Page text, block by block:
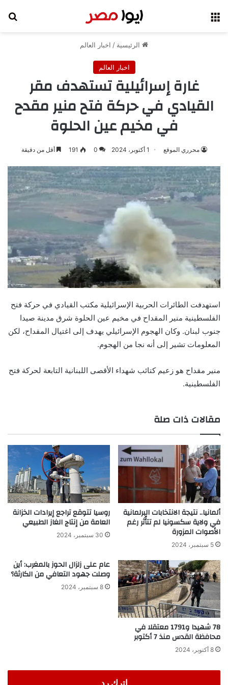
الرئيسية / اخبار العالم
اخبار العالم
غارة إسرائيلية تستهدف مقر
القيادي في حركة فتح منير مقدح
في مخيم عين الحلوة
محرري الموقع 1 أكتوبر، 2024 0
191 أقل من دقيقة
استهدفت الطائرات الحربية الإسرائيلية مكتب القيادي في حركة فتح
الفلسطينية منير المقداح في مخيم عين الحلوة شرق مدينة صيدا
جنوب لبنان. وكان الهجوم الإسرائيلي يهدف إلى اغتيال المقداح، لكن
المعلومات تشير إلى أنه نجا من الهجوم.
منير مقداح هو زعيم كتائب شهداء الأقصى اللبنانية التابعة لحركة فتح
الفلسطينية.
مقالات ذات صلة
ألمانيا.. نتيجة الانتخابات البرلمانية
في ولاية سكسونيا لم تتأُثر رغم
الأصوات المزورة
5 سبتمبر، 2024
روسيا تتوقع تراجع إيرادات الخزانة
العامة من إنتاج الغاز الطبيعي
30 سبتمبر، 2024
78 شهيدا و1791 معتقلا في
محافظة القدس منذ 7 أكتوبر
8 أكتوبر، 2024
عام على زلزال الحوز بالمغرب: أين
وصلت جهود التعافي من الكارثة؟
8 سبتمبر، 2024